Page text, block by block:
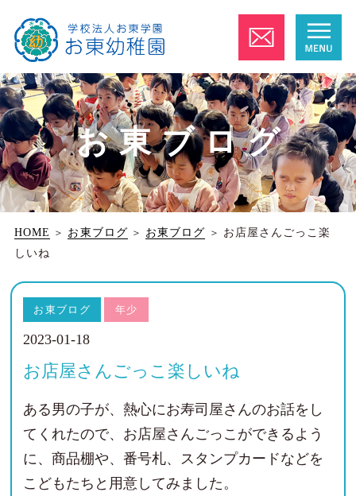
お東ブログ
HOME ＞ お東ブログ ＞ お東ブログ ＞ お店屋さんごっこ楽
しいね
お東ブログ 年少
2023-01-18
お店屋さんごっこ楽しいね
ある男の子が、熱心にお寿司屋さんのお話をし
てくれたので、お店屋さんごっこができるよう
に、商品棚や、番号札、スタンプカードなどを
こどもたちと用意してみました。